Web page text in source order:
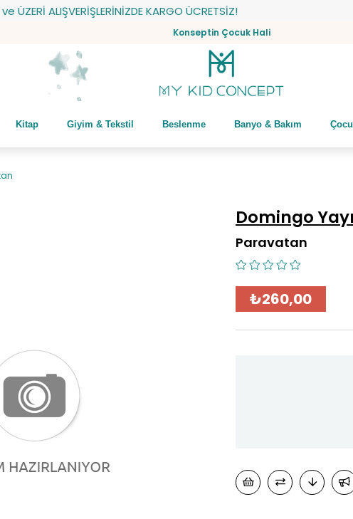
ALIŞVERİŞLERİNİZDE KARGO ÜCRETSİZ!
Konseptin Çocuk Hali
Kitap Giyim & Tekstil Beslenme Banyo & Bakım
Domingo
Paravatan
₺260,00